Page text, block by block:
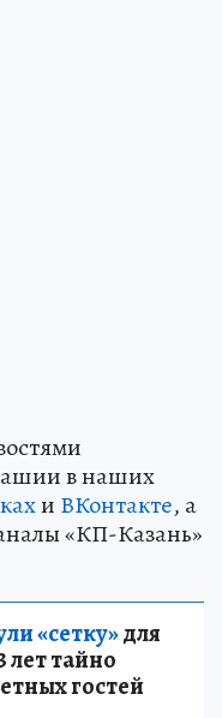
в наших
и ВКонтакте, а
«КП-Казань»
«сетку»для
лет тайно
гостей